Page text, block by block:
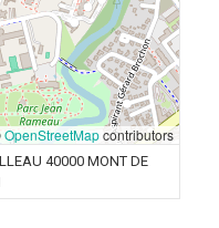
OpenStreetMapcontributors
40000 MONT DE